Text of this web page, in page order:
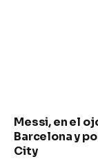
Messi, en el
Barcelona y
City